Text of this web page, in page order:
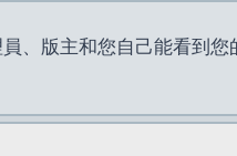
員、版主和您自己能看到